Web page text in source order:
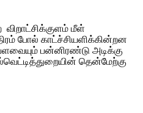
மீள்
போல் காட்ச்சியளிக்கின்றன
பன்னிரண்டு அடிக்கு
தென்மேற்கு